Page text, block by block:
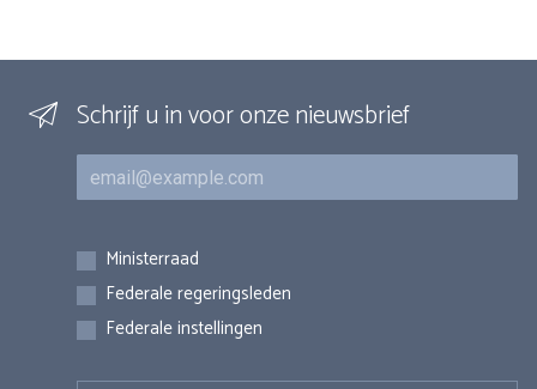
Schrijf u in voor onze nieuwsbrief
E-mail
Inschrijvingen
Ministerraad
Federale regeringsleden
Federale instellingen